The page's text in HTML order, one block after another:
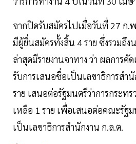
จากปิดรับสมัครไปเมื่อวันที่ 27 ก.พ
มีผู้ยื่นสมัครทั้งสิ้น 4 ราย ซึ่งรวมถึง
ล่าสุดมีรายงานจาทาง ว่า ผลการ
รับการเสนอชื่อเป็นเลขาธิการสำ
ราย เสนอต่อรัฐมนตรีว่าการกระท
เหลือ 1 ราย เพื่อเสนอต่อคณะรัฐ
เป็นเลขาธิการสำนักงาน ก.ล.ต.